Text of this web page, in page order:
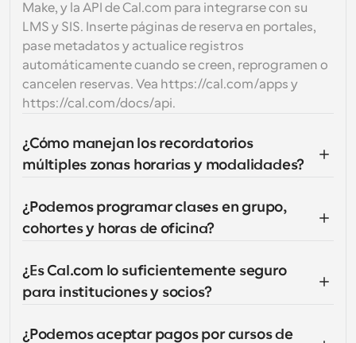
Make, y la API de Cal.com para integrarse con su
LMS y SIS. Inserte páginas de reserva en portales,
pase metadatos y actualice registros
automáticamente cuando se creen, reprogramen o
cancelen reservas. Vea https://cal.com/apps y
https://cal.com/docs/api.
¿Cómo manejan los recordatorios
múltiples zonas horarias y modalidades?
¿Podemos programar clases en grupo,
cohortes y horas de oficina?
¿Es Cal.com lo suficientemente seguro
para instituciones y socios?
¿Podemos aceptar pagos por cursos de